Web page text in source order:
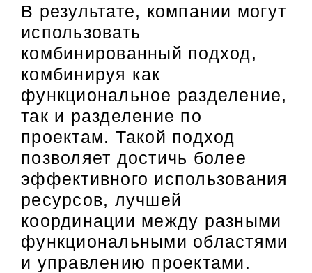
В результате, компании могут
использовать
комбинированный подход,
комбинируя как
функциональное разделение,
так и разделение по
проектам. Такой подход
позволяет достичь более
эффективного использования
ресурсов, лучшей
координации между разными
функциональными областями
и управлению проектами.